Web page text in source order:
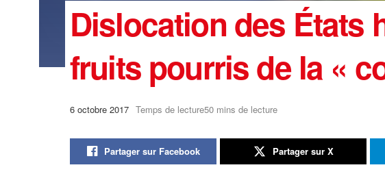
Dislocation des États
fruits pourris de la «
6 octobre 2017 Temps de lecture50 mins de lecture
Partager sur Facebook Partager sur X